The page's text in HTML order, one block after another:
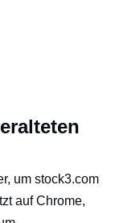
um stock3.com
auf Chrome,